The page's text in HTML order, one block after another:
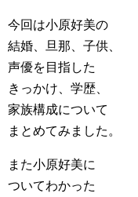
今回は小原好美の
結婚、旦那、子供、
声優を目指した
きっかけ、学歴、
家族構成について
まとめてみました。
また小原好美に
ついてわかった